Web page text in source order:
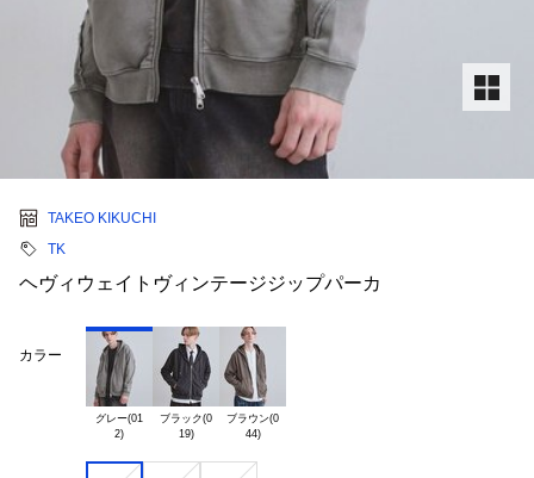
TAKEO KIKUCHI
TK
ヘヴィウェイトヴィンテージジップパーカ
カラー
グレー(01
ブラック(0
19)
ブラウン(0
44)